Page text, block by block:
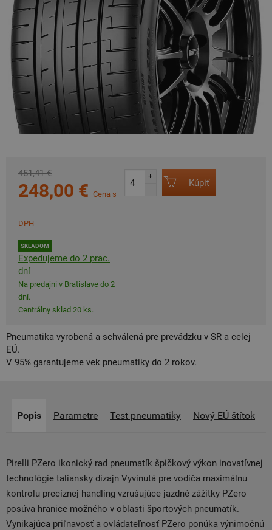
451,41 €
248,00 € Cena s
DPH
SKLADOM
Expedujeme do 2 prac.
dní
Na predajni v Bratislave do 2
dní.
Centrálny sklad 20 ks.
+
–
Kúpiť
Pneumatika vyrobená a schválená pre prevádzku v SR a celej
EÚ.
V 95% garantujeme vek pneumatiky do 2 rokov.
Popis Parametre Test pneumatiky Nový EÚ štítok
Pirelli PZero ikonický rad pneumatík špičkový výkon inovatívnej
technológie taliansky dizajn Vyvinutá pre vodiča maximálnu
kontrolu precíznej handling vzrušujúce jazdné zážitky PZero
posúva hranice možného v oblasti športových pneumatík.
Vynikajúca priľnavosť a ovládateľnosť PZero ponúka výnimočnú